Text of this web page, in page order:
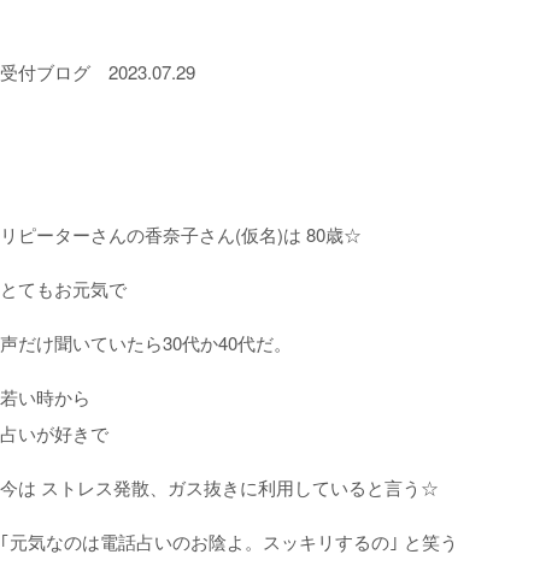
受付ブログ 2023.07.29
リピーターさんの香奈子さん(仮名)は 80歳☆
とてもお元気で
声だけ聞いていたら30代か40代だ。
若い時から
占いが好きで
今は ストレス発散、ガス抜きに利用していると言う☆
｢元気なのは電話占いのお陰よ。スッキリするの｣ と笑う